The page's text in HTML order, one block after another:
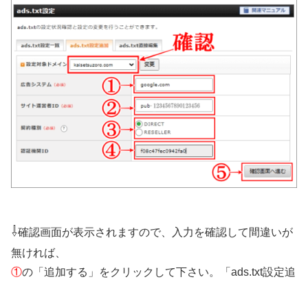
⇩確認画面が表示されますので、入力を確認して間違いが
無ければ、
①の「追加する」をクリックして下さい。「ads.txt設定追